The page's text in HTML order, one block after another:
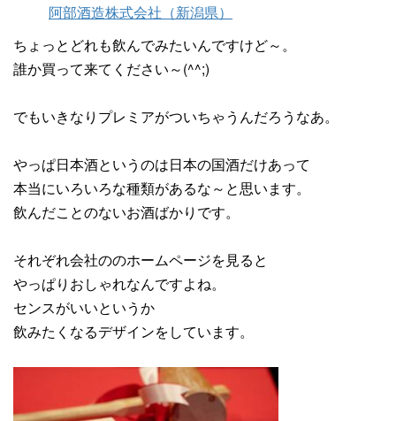
阿部酒造株式会社（新潟県）
ちょっとどれも飲んでみたいんですけど～。
誰か買って来てください～(^^;)
でもいきなりプレミアがついちゃうんだろうなあ。
やっぱ日本酒というのは日本の国酒だけあって
本当にいろいろな種類があるな～と思います。
飲んだことのないお酒ばかりです。
それぞれ会社ののホームページを見ると
やっぱりおしゃれなんですよね。
センスがいいというか
飲みたくなるデザインをしています。